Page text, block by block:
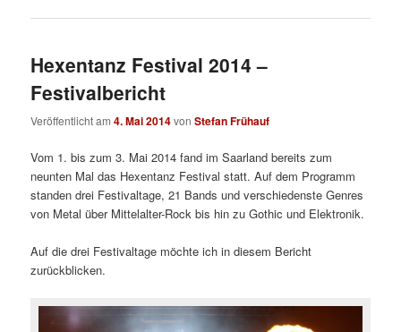
Hexentanz Festival 2014 –
Festivalbericht
Veröffentlicht am4. Mai 2014vonStefan Frühauf
Vom 1. bis zum 3. Mai 2014 fand im Saarland bereits zum
neunten Mal das Hexentanz Festival statt. Auf dem Programm
standen drei Festivaltage, 21 Bands und verschiedenste Genres
von Metal über Mittelalter-Rock bis hin zu Gothic und Elektronik.
Auf die drei Festivaltage möchte ich in diesem Bericht
zurückblicken.